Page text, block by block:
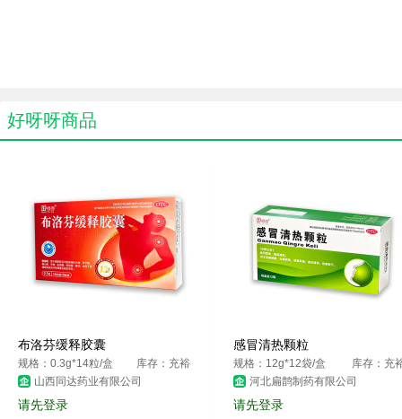
好呀呀商品
布洛芬缓释胶囊
规格：0.3g*14粒/盒
库存：充裕
山西同达药业有限公司
请先登录
感冒清热颗粒
规格：12g*12袋/盒
库存：充
河北扁鹊制药有限公司
请先登录